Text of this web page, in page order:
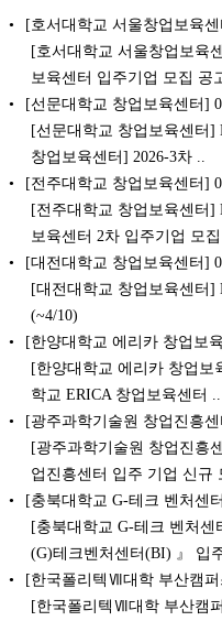
[호서대학교 서울창업보육
[호서대학교 서울창업보육
보육센터 입주기업 모집 공
[선문대학교 창업보육센터]
[선문대학교 창업보육센터]
창업보육센터] 2026-3차 ..
[전주대학교 창업보육센터]
[전주대학교 창업보육센터]
보육센터 2차 입주기업 모집
[대전대학교 창업보육센터]
[대전대학교 창업보육센터]
(~4/10)
[한양대학교 에리카 창업보
[한양대학교 에리카 창업보
학교 ERICA 창업보육센터 ..
[광주과학기술원 창업진흥
[광주과학기술원 창업진흥
업진흥센터 입주 기업 신규
[충북대학교 G-테크 벤처센
[충북대학교 G-테크 벤처센
(G)테크벤처센터(BI) 』 입
[한국폴리텍Ⅶ대학 부산캠
[한국폴리텍Ⅶ대학 부산캠